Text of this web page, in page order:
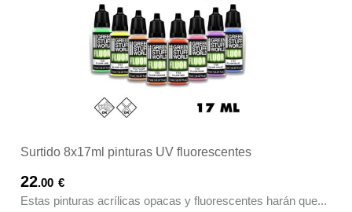
Surtido 8x17ml pinturas UV fluorescentes
22.00 €
Estas pinturas acrílicas opacas y fluorescentes harán que...